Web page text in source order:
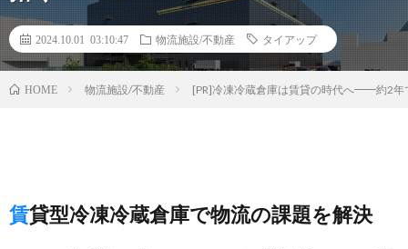
2024.10.01 03:10:47 物流施設/不動産 タイアップ
HOME 物流施設/不動産 [PR]冷凍冷蔵倉庫は賃貸の時代へ━━約2年
賃貸型冷凍冷蔵倉庫で物流の課題を解決